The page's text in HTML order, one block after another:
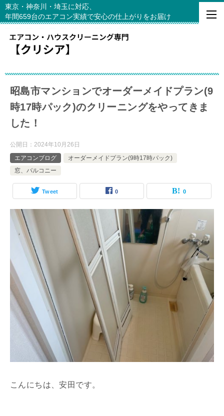
東京・神奈川・埼玉に対応、
年間659台のエアコン実績で安心の仕上がりをお届け
昭島市マンションでオーダーメイドプラン(9
時17時パック)のクリーニングをやってきま
した！
公開日： 2024年10月26日
エアコンブログ
オーダーメイドプラン(9時17時パック)
窓、バルコニー
Tweet 0 0
こんにちは、安田です。